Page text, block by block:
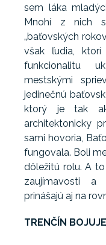
sem láka
Mnohí z nich
„baťovských
však ľudia,
funkcionalitu
mestskými
jedinečnú
ktorý je tak
architektonicky
sami hovoria,
fungovala. Boli
dôležitú rolu. A
zaujímavosti
prinášajú aj na
TRENČÍN